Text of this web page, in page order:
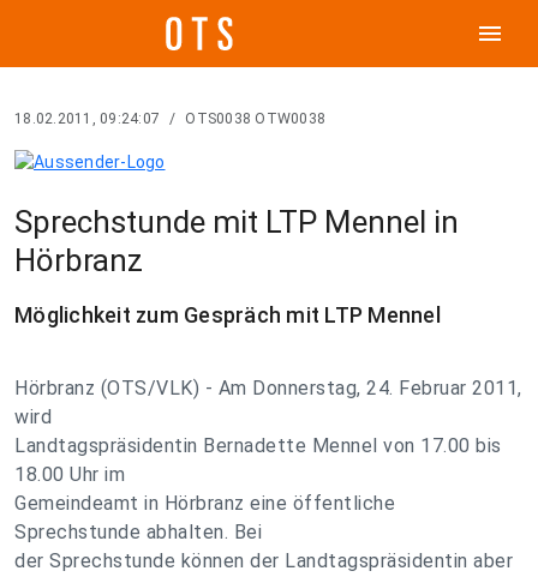
menu
18.02.2011, 09:24:07 / OTS0038 OTW0038
Sprechstunde mit LTP Mennel in
Hörbranz
Möglichkeit zum Gespräch mit LTP Mennel
Hörbranz (OTS/VLK) - Am Donnerstag, 24. Februar 2011,
wird
Landtagspräsidentin Bernadette Mennel von 17.00 bis
18.00 Uhr im
Gemeindeamt in Hörbranz eine öffentliche
Sprechstunde abhalten. Bei
der Sprechstunde können der Landtagspräsidentin aber